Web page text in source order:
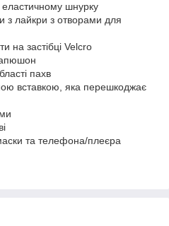
еластичному шнурку
з лайкри з отворами для
на застібці Velcro
пахв
вставкою, яка перешкоджає
та телефона/плеєра